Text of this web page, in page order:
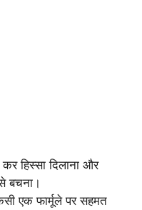
हिस्सा दिलाना और
बचना।
एक फार्मूले पर सहमत